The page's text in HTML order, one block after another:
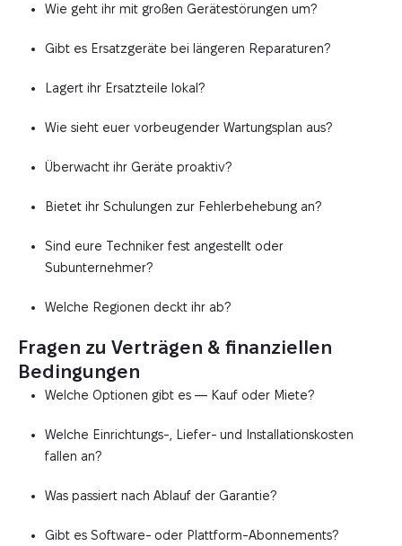
Wie geht ihr mit großen Gerätestörungen um?
Gibt es Ersatzgeräte bei längeren Reparaturen?
Lagert ihr Ersatzteile lokal?
Wie sieht euer vorbeugender Wartungsplan aus?
Überwacht ihr Geräte proaktiv?
Bietet ihr Schulungen zur Fehlerbehebung an?
Sind eure Techniker fest angestellt oder
Subunternehmer?
Welche Regionen deckt ihr ab?
Fragen zu Verträgen & finanziellen
Bedingungen
Welche Optionen gibt es — Kauf oder Miete?
Welche Einrichtungs-, Liefer- und Installationskosten
fallen an?
Was passiert nach Ablauf der Garantie?
Gibt es Software- oder Plattform-Abonnements?